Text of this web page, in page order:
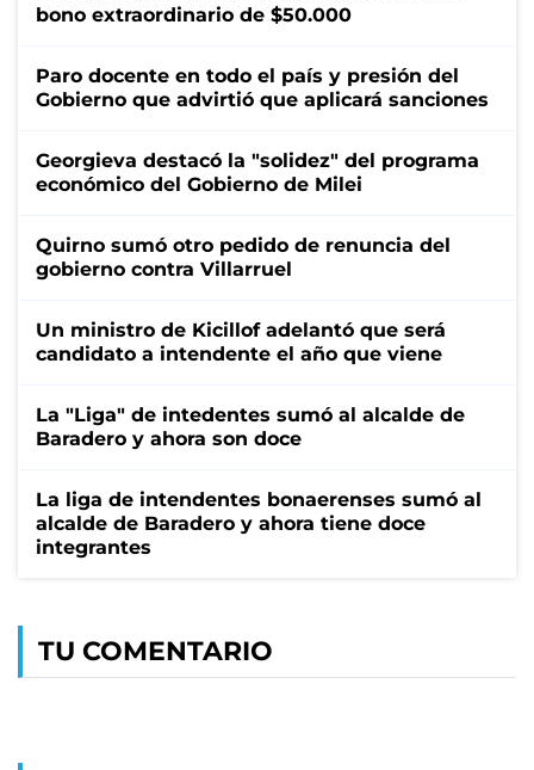
bono extraordinario de $50.000
Paro docente en todo el país y presión del
Gobierno que advirtió que aplicará sanciones
Georgieva destacó la "solidez" del programa
económico del Gobierno de Milei
Quirno sumó otro pedido de renuncia del
gobierno contra Villarruel
Un ministro de Kicillof adelantó que será
candidato a intendente el año que viene
La "Liga" de intedentes sumó al alcalde de
Baradero y ahora son doce
La liga de intendentes bonaerenses sumó al
alcalde de Baradero y ahora tiene doce
integrantes
TU COMENTARIO